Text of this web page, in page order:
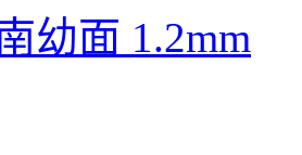
幼面 1.2mm